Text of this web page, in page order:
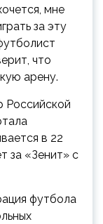
мне
за эту
что
арену.
Российской
в 22
за «Зенит» с
футбола